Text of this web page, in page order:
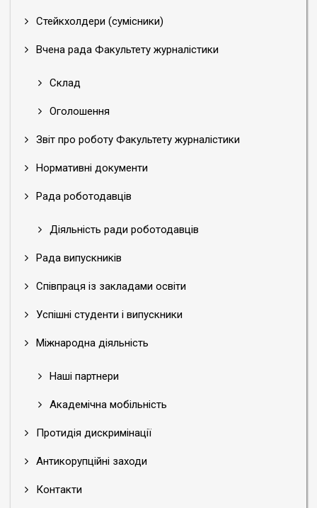
Стейкхолдери (сумісники)
Вчена рада Факультету журналістики
Склад
Оголошення
Звіт про роботу Факультету журналістики
Нормативні документи
Рада роботодавців
Діяльність ради роботодавців
Рада випускників
Співпраця із закладами освіти
Успішні студенти і випускники
Міжнародна діяльність
Наші партнери
Академічна мобільність
Протидія дискримінації
Антикорупційні заходи
Контакти